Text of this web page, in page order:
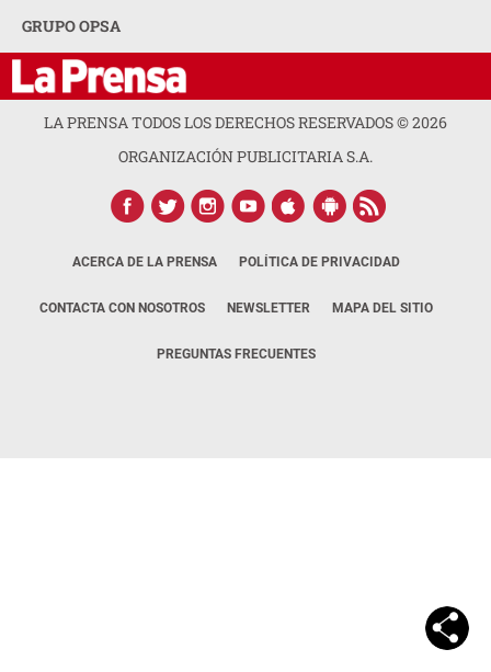
GRUPO OPSA
LA PRENSA TODOS LOS DERECHOS RESERVADOS ©2026
ORGANIZACIÓN PUBLICITARIA S.A.
ACERCA DE LA PRENSA POLÍTICA DE PRIVACIDAD
CONTACTA CON NOSOTROS NEWSLETTER MAPA DEL SITIO
PREGUNTAS FRECUENTES